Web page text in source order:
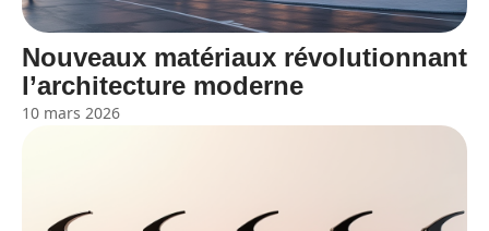
Nouveaux matériaux révolutionnant
l’architecture moderne
10 mars 2026